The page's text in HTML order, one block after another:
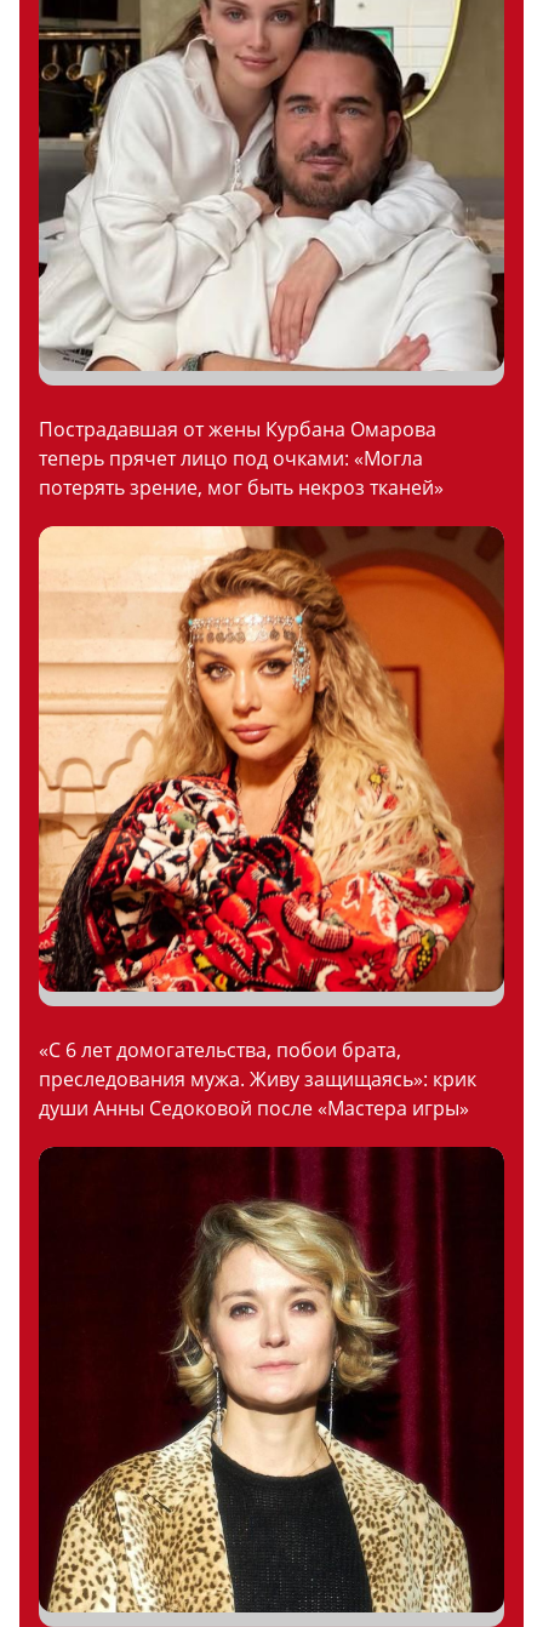
Пострадавшая от жены Курбана Омарова
теперь прячет лицо под очками: «Могла
потерять зрение, мог быть некроз тканей»
«С 6 лет домогательства, побои брата,
преследования мужа. Живу защищаясь»: крик
души Анны Седоковой после «Мастера игры»